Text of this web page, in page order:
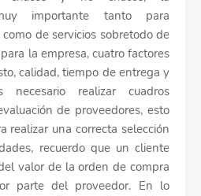
importante tanto para
de servicios sobretodo de
la empresa, cuatro factores
calidad, tiempo de entrega y
realizar cuadros
de proveedores, esto
realizar una correcta selección
recuerdo que un cliente
valor de la orden de compra
parte del proveedor. En lo